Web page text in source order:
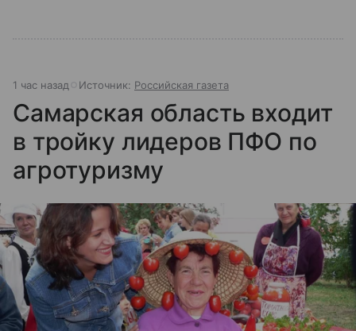
1 час назад Источник: Российская газета
Самарская область входит
в тройку лидеров ПФО по
агротуризму